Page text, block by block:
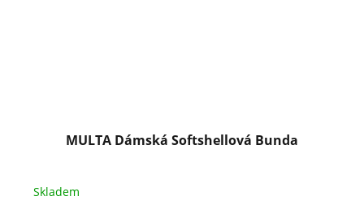
MULTA Dámská Softshellová Bunda
Skladem